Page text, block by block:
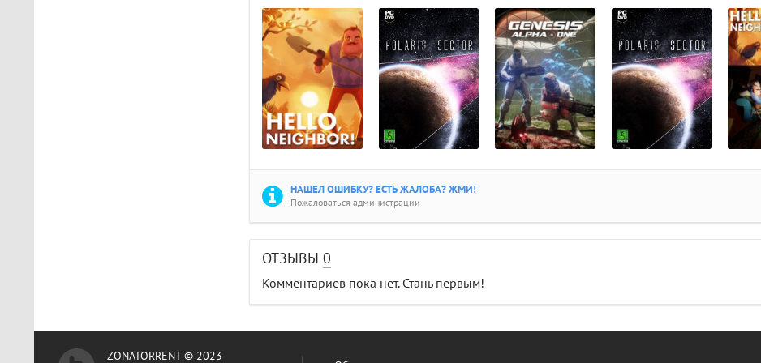
НАШЕЛ ОШИБКУ? ЕСТЬ ЖАЛОБА? ЖМИ!
Пожаловаться администрации
ОТЗЫВЫ 0
Комментариев пока нет. Стань первым!
ZONATORRENT © 2023